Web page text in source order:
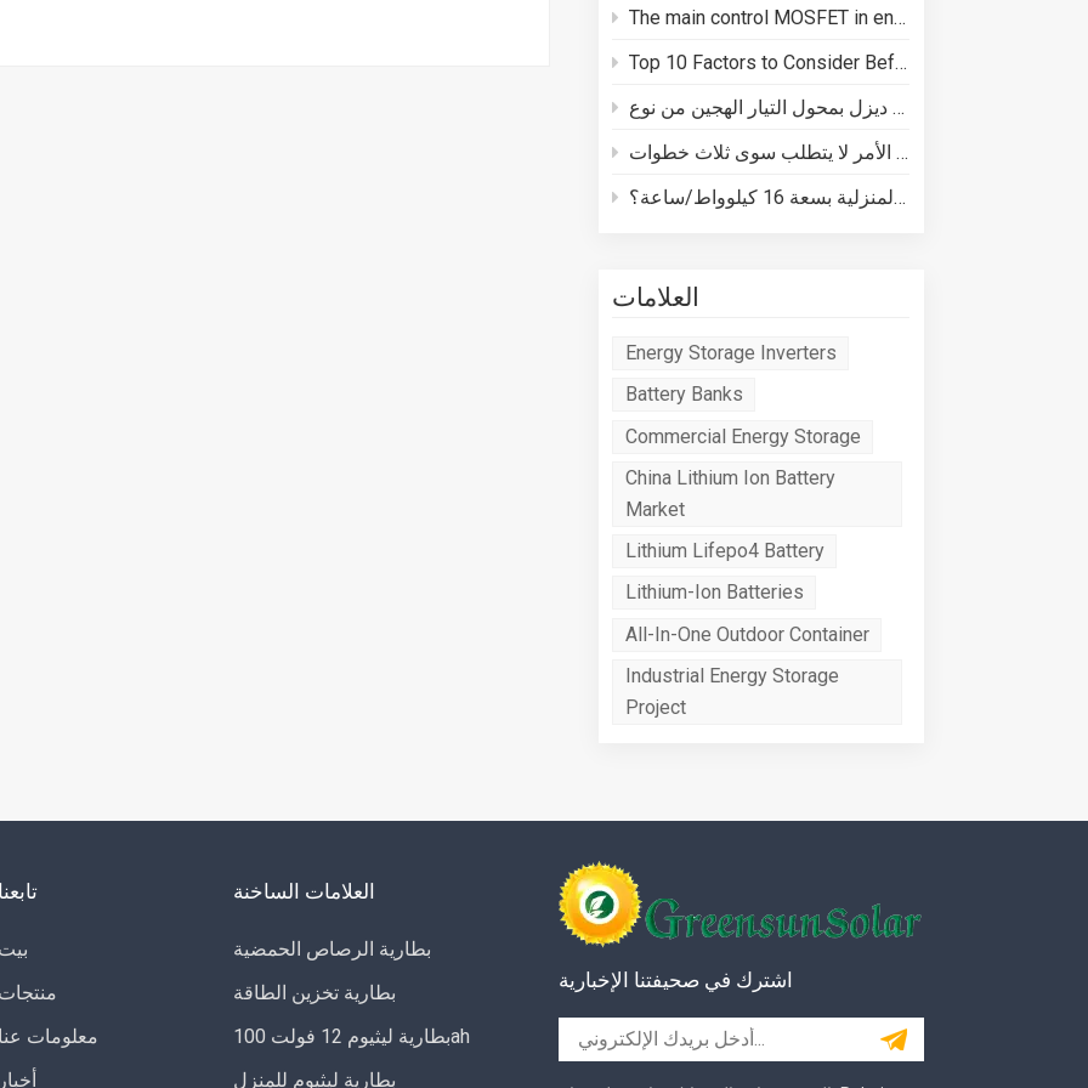
The main control MOSFET in energy storage batteries plays three core roles in BMS safety
Top 10 Factors to Consider Before Buying a Energy Storage System
كيفية توصيل نظام تخزين الطاقة المنزلية بسعة 16 كيلوواط/ساعة؟
العلامات
Energy Storage Inverters
Battery Banks
Commercial Energy Storage
China Lithium Ion Battery
Market
Lithium Lifepo4 Battery
Lithium-Ion Batteries
All-In-One Outdoor Container
Industrial Energy Storage
Project
تابعنا
بيت
منتجات
معلومات عنا
أخبار
العلامات الساخنة
بطارية الرصاص الحمضية
بطارية تخزين الطاقة
بطارية ليثيوم 12 فولت 100ah
بطارية ليثيوم للمنزل
اشترك في صحيفتنا الإخبارية